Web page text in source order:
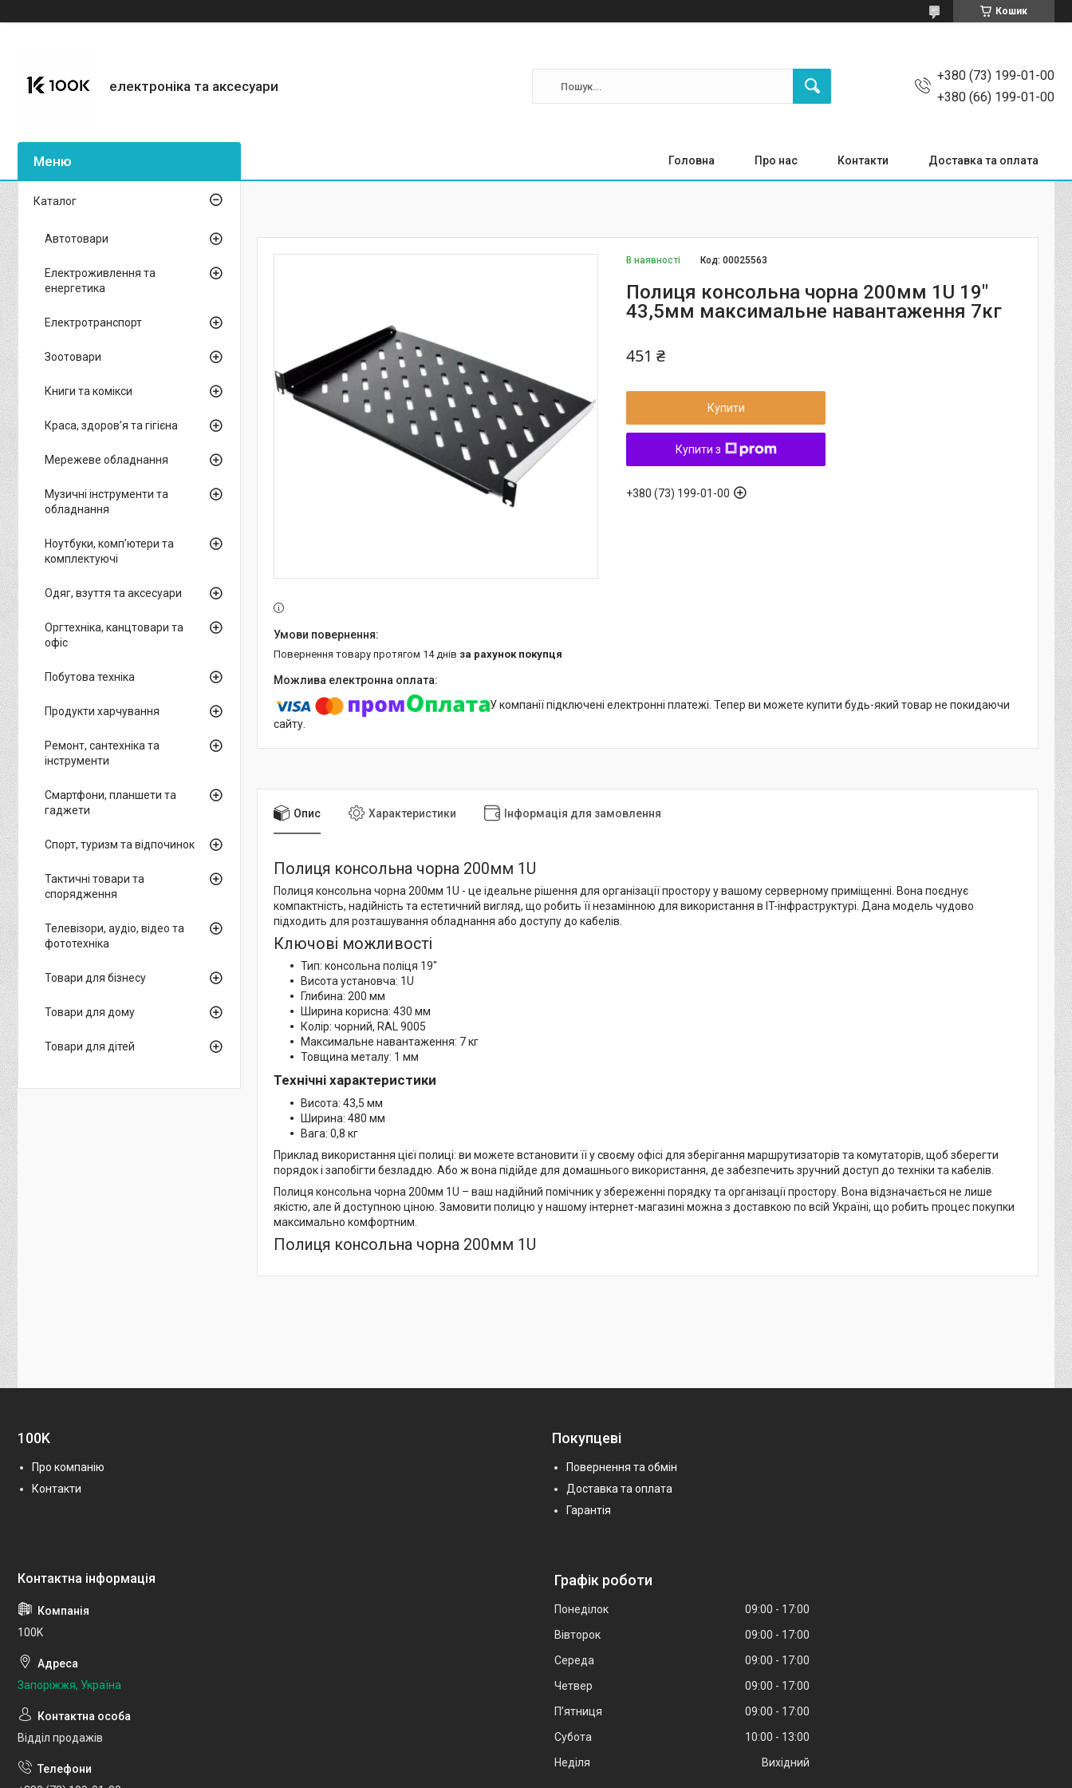
Кошик
електроніка та аксесуари
+380 (73) 199-01-00
+380 (66) 199-01-00
Головна Про нас Контакти Доставка та оплата
В наявності Код:00025563
Полиця консольна чорна 200мм 1U 19"
43,5мм максимальне навантаження 7кг
451 ₴
Купити
Купити з
+380 (73) 199-01-00
повернення товару протягом 14 днів за рахунок покупця
У компанії підключені електронні платежі. Тепер ви можете купити будь-який товар не покидаючи
сайту.
Опис Характеристики Інформація для замовлення
Полиця консольна чорна 200мм 1U
Полиця консольна чорна 200мм 1U - це ідеальне рішення для організації простору у вашому серверному приміщенні. Вона поєднує
компактність, надійність та естетичний вигляд, що робить її незамінною для використання в IT-інфраструктурі. Дана модель чудово
підходить для розташування обладнання або доступу до кабелів.
Ключові можливості
Тип: консольна поліця 19"
Висота установча: 1U
Глибина: 200 мм
Ширина корисна: 430 мм
Колір: чорний, RAL 9005
Максимальне навантаження: 7 кг
Товщина металу: 1 мм
Технічні характеристики
Висота: 43,5 мм
Ширина: 480 мм
Вага: 0,8 кг
Приклад використання цієї полиці: ви можете встановити її у своєму офісі для зберігання маршрутизаторів та комутаторів, щоб зберегти
порядок і запобігти безладдю. Або ж вона підійде для домашнього використання, де забезпечить зручний доступ до техніки та кабелів.
Полиця консольна чорна 200мм 1U – ваш надійний помічник у збереженні порядку та організації простору. Вона відзначається не лише
якістю, але й доступною ціною. Замовити полицю у нашому інтернет-магазині можна з доставкою по всій Україні, що робить процес покупки
максимально комфортним.
Полиця консольна чорна 200мм 1U
Каталог
Автотовари
Електроживлення та
енергетика
Електротранспорт
Зоотовари
Книги та комікси
Краса, здоров’я та гігієна
Мережеве обладнання
Музичні інструменти та
обладнання
Ноутбуки, комп’ютери та
комплектуючі
Одяг, взуття та аксесуари
Оргтехніка, канцтовари та
офіс
Побутова техніка
Продукти харчування
Ремонт, сантехніка та
інструменти
Смартфони, планшети та
гаджети
Спорт, туризм та відпочинок
Тактичні товари та
спорядження
Телевізори, аудіо, відео та
фототехніка
Товари для бізнесу
Товари для дому
Товари для дітей
100K
Про компанію
Контакти
Покупцеві
Повернення та обмін
Доставка та оплата
Гарантія
100K
Запоріжжя, Україна
Відділ продажів
Графік роботи
Понеділок 09:00
17:00
Вівторок
09:00
17:00
Середа
09:00
17:00
Четвер
09:00
17:00
Пʼятниця
09:00
17:00
Субота
10:00
13:00
Неділя
Вихідний